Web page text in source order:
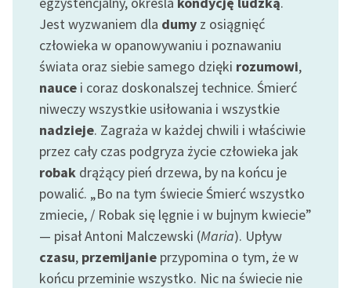
Jest wyzwaniem dla dumy z osiągnięć
człowieka w opanowywaniu i poznawaniu
świata oraz siebie samego dzięki rozumowi,
nauce i coraz doskonalszej technice. Śmierć
niweczy wszystkie usiłowania i wszystkie
nadzieje. Zagraża w każdej chwili i właściwie
przez cały czas podgryza życie człowieka jak
robak drążący pień drzewa, by na końcu je
powalić. „Bo na tym świecie Śmierć wszystko
zmiecie, / Robak się lęgnie i w bujnym kwiecie”
— pisał Antoni Malczewski (Maria). Upływ
czasu, przemijanie przypomina o tym, że w
końcu przeminie wszystko. Nic na świecie nie